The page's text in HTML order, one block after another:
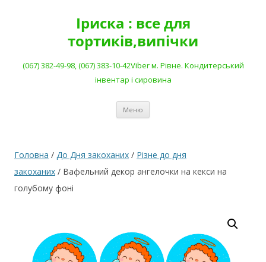
Іриска : все для
тортиків,випічки
(067) 382-49-98, (067) 383-10-42Viber м. Рівне. Кондитерський
інвентар і сировина
Меню
Головна / До Дня закоханих / Різне до дня
закоханих / Вафельний декор ангелочки на кекси на
голубому фоні